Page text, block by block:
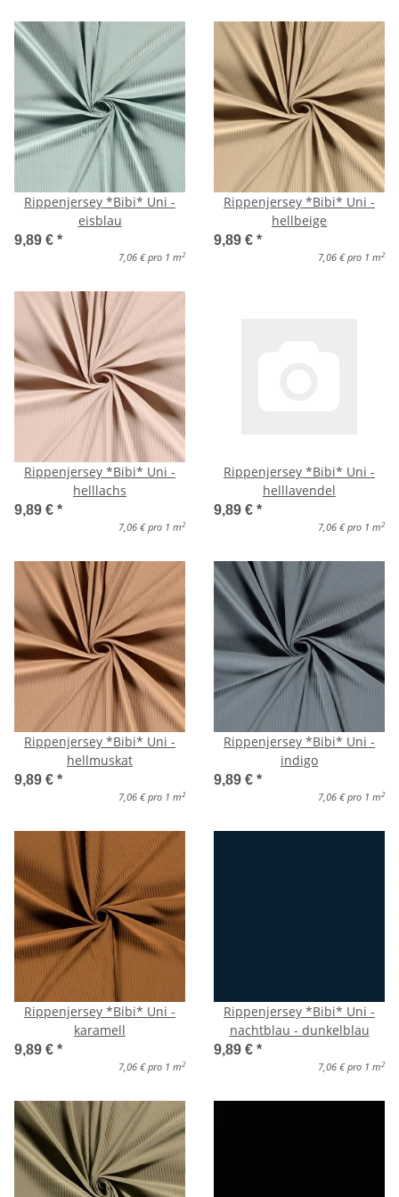
Rippenjersey *Bibi* Uni -
eisblau
9,89 € *
7,06 € pro 1 m 2
Rippenjersey *Bibi* Uni -
hellbeige
9,89 € *
7,06 € pro 1 m 2
Rippenjersey *Bibi* Uni -
helllachs
9,89 € *
7,06 € pro 1 m 2
Rippenjersey *Bibi* Uni -
helllavendel
9,89 € *
7,06 € pro 1 m 2
Rippenjersey *Bibi* Uni -
hellmuskat
9,89 € *
7,06 € pro 1 m 2
Rippenjersey *Bibi* Uni -
indigo
9,89 € *
7,06 € pro 1 m 2
Rippenjersey *Bibi* Uni -
karamell
9,89 € *
7,06 € pro 1 m 2
Rippenjersey *Bibi* Uni -
nachtblau - dunkelblau
9,89 € *
7,06 € pro 1 m 2